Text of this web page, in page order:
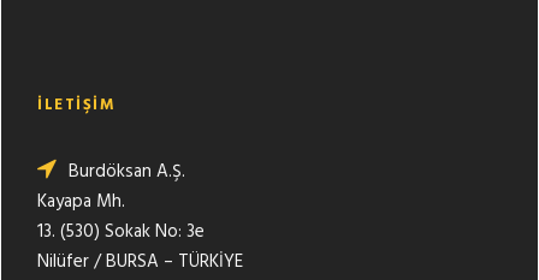
İLETİŞİM
Burdöksan A.Ş.
Kayapa Mh.
13. (530) Sokak No: 3e
Nilüfer / BURSA – TÜRKİYE